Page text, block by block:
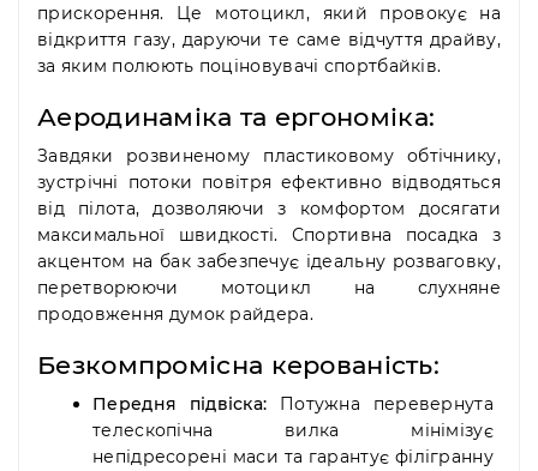
прискорення. Це мотоцикл, який провокує на
відкриття газу, даруючи те саме відчуття драйву,
за яким полюють поціновувачі спортбайків.
Аеродинаміка та ергономіка:
Завдяки розвиненому пластиковому обтічнику,
зустрічні потоки повітря ефективно відводяться
від пілота, дозволяючи з комфортом досягати
максимальної швидкості. Спортивна посадка з
акцентом на бак забезпечує ідеальну розваговку,
перетворюючи мотоцикл на слухняне
продовження думок райдера.
Безкомпромісна керованість:
Передня підвіска: Потужна перевернута
телескопічна вилка мінімізує
непідресорені маси та гарантує філігранну